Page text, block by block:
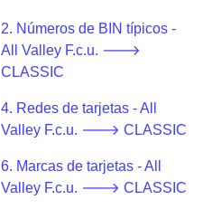
2. Números de BIN típicos -
All Valley F.c.u. 🡒
CLASSIC
4. Redes de tarjetas - All
Valley F.c.u. 🡒 CLASSIC
6. Marcas de tarjetas - All
Valley F.c.u. 🡒 CLASSIC